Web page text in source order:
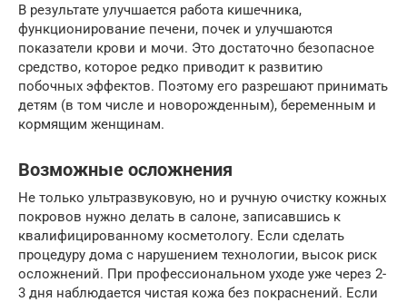
В результате улучшается работа кишечника,
функционирование печени, почек и улучшаются
показатели крови и мочи. Это достаточно безопасное
средство, которое редко приводит к развитию
побочных эффектов. Поэтому его разрешают принимать
детям (в том числе и новорожденным), беременным и
кормящим женщинам.
Возможные осложнения
Не только ультразвуковую, но и ручную очистку кожных
покровов нужно делать в салоне, записавшись к
квалифицированному косметологу. Если сделать
процедуру дома с нарушением технологии, высок риск
осложнений. При профессиональном уходе уже через 2-
3 дня наблюдается чистая кожа без покраснений. Если